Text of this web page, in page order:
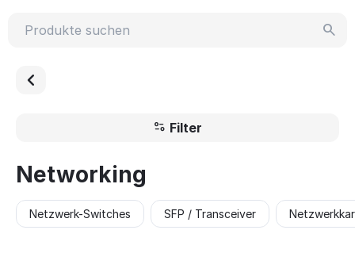
Filter
Networking
Netzwerk-Switches SFP / Transceiver